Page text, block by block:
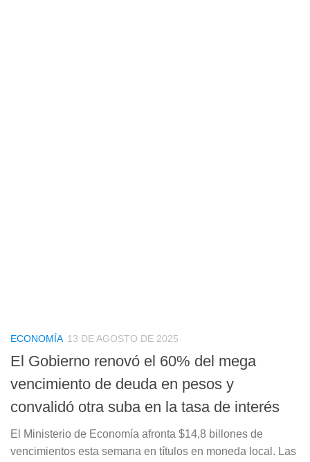
ECONOMÍA 13 DE AGOSTO DE 2025
El Gobierno renovó el 60% del mega
vencimiento de deuda en pesos y
convalidó otra suba en la tasa de interés
El Ministerio de Economía afronta $14,8 billones de
vencimientos esta semana en títulos en moneda local. Las